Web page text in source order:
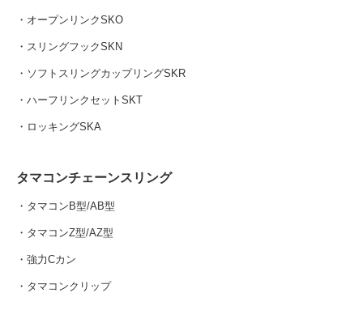
・オープンリンクSKO
・スリングフックSKN
・ソフトスリングカップリングSKR
・ハーフリンクセットSKT
・ロッキングSKA
タマコンチェーンスリング
・タマコンB型/AB型
・タマコンZ型/AZ型
・強力Cカン
・タマコンクリップ